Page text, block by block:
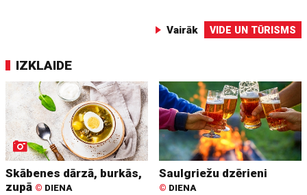
Vairāk VIDE UN TŪRISMS
IZKLAIDE
Skābenes dārzā, burkās,
zupā © DIENA
Saulgriežu dzērieni
© DIENA